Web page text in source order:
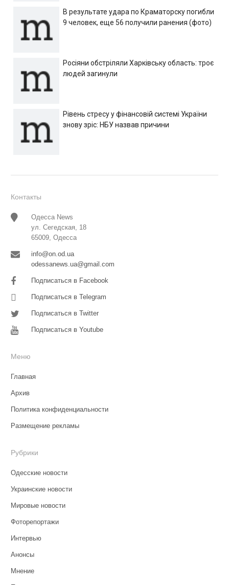
В результате удара по Краматорску погибли
9 человек, еще 56 получили ранения (фото)
Росіяни обстріляли Харківську область: троє
людей загинули
Рівень стресу у фінансовій системі України
знову зріс: НБУ назвав причини
Контакты
Одесса News
ул. Сегедская, 18
65009, Одесса
info@on.od.ua
odessanews.ua@gmail.com
Подписаться в Facebook
Подписаться в Telegram
Подписаться в Twitter
Подписаться в Youtube
Меню
Главная
Архив
Политика конфиденциальности
Размещение рекламы
Рубрики
Одесские новости
Украинские новости
Мировые новости
Фоторепортажи
Интервью
Анонсы
Мнение